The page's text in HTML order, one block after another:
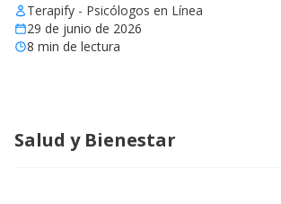
Terapify - Psicólogos en Línea
29 de junio de 2026
8 min de lectura
Salud y Bienestar